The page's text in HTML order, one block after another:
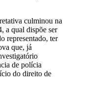
culminou na
a qual dispõe ser
representado, ter
que, já
de polícia
do direito de